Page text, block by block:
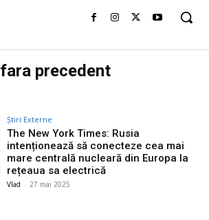
fara precedent
Știri Externe
The New York Times: Rusia
intenționează să conecteze cea mai
mare centrală nucleară din Europa la
rețeaua sa electrică
Vlad - 27 mai 2025